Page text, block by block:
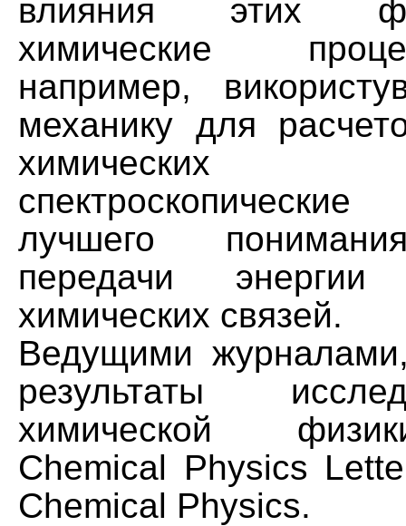
влияния этих
химические
например,
механику для
химических
лучшего
передачи
химических связей.
Ведущими
результаты
химической
Chemical Physics
Chemical Physics.